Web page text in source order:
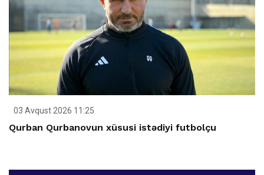
03 Avqust 2026 11:25
Qurban Qurbanovun xüsusi istədiyi futbolçu